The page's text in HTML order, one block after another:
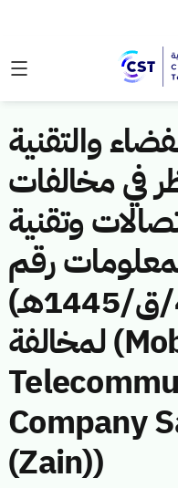
والتقنية
في مخالفات
وتقنية
رقم
(451141065/ق/1445هـ)
لمخالفة (Mobile
Company
(Zain))